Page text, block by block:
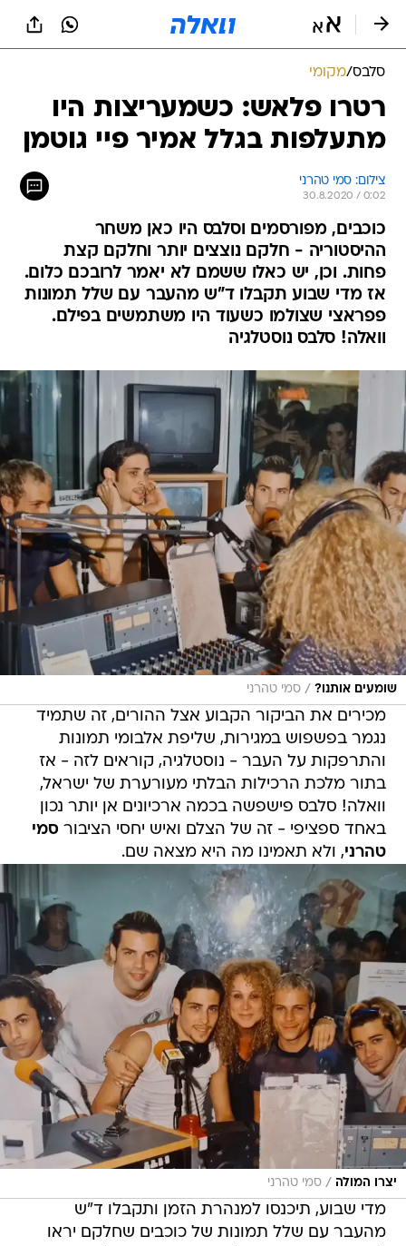
סלבס/מקומי
רטרו פלאש: כשמעריצות היו
מתעלפות בגלל אמיר פיי גוטמן
צילום: סמי טהרני
30.8.2020 / 0:02
כוכבים, מפורסמים וסלבס היו כאן משחר
ההיסטוריה - חלקם נוצצים יותר וחלקם קצת
פחות. וכן, יש כאלו ששמם לא יאמר לרובכם כלום.
אז מדי שבוע תקבלו ד"ש מהעבר עם שלל תמונות
פפראצי שצולמו כשעוד היו משתמשים בפילם.
וואלה! סלבס נוסטלגיה
שומעים אותנו? / סמי טהרני
מכירים את הביקור הקבוע אצל ההורים, זה שתמיד
נגמר בפשפוש במגירות, שליפת אלבומי תמונות
והתרפקות על העבר - נוסטלגיה, קוראים לזה - אז
בתור מלכת הרכילות הבלתי מעורערת של ישראל,
וואלה! סלבס פישפשה בכמה ארכיונים אן יותר נכון
באחד ספציפי - זה של הצלם ואיש יחסי הציבורסמי
טהרני, ולא תאמינו מה היא מצאה שם.
יצרו המולה / סמי טהרני
מדי שבוע, תיכנסו למנהרת הזמן ותקבלו ד"ש
מהעבר עם שלל תמונות של כוכבים שחלקם יראו